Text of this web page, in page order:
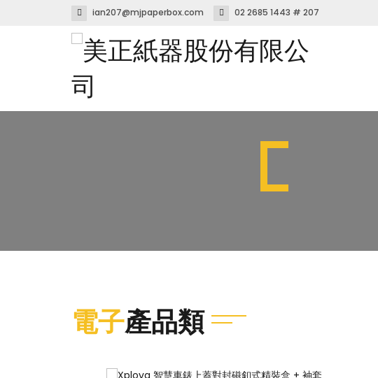
ian207@mjpaperbox.com 02 2685 1443 # 207
電子產品類